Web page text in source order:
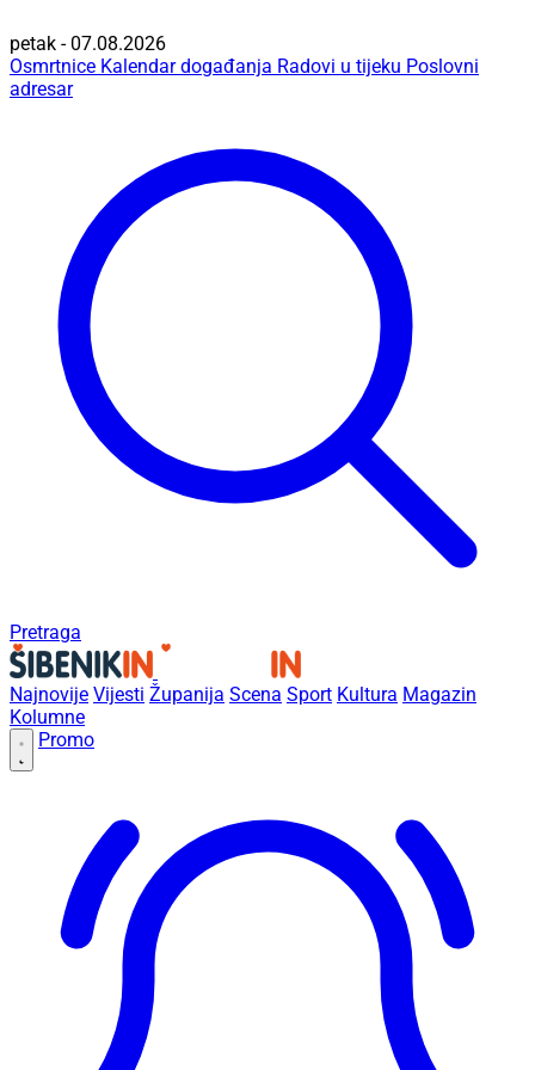
petak - 07.08.2026
Osmrtnice Kalendar događanja Radovi u tijeku Poslovni
adresar
Pretraga
Najnovije Vijesti Županija Scena Sport Kultura Magazin
Kolumne
Promo